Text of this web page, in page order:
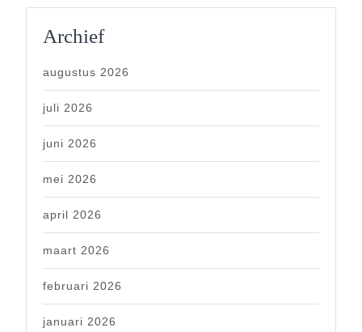
Archief
augustus 2026
juli 2026
juni 2026
mei 2026
april 2026
maart 2026
februari 2026
januari 2026